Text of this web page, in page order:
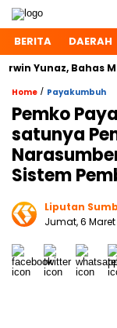
BERITA DAERAH
Yunaz, Bahas
Home / Payakumbuh
Pemko
satunya
Sistem
Liputan
Jumat, 6 Maret